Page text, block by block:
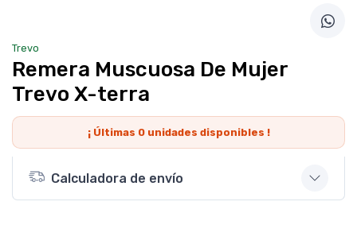
Trevo
Remera Muscuosa De Mujer
Trevo X-terra
¡ Últimas 0unidades disponibles !
Calculadora de envío